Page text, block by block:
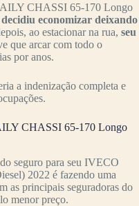
CHASSI 65-170 Longo
decidiu economizar deixando
ao estacionar na rua, seu
que arcar com todo o
por anos.
a indenização completa e
CHASSI 65-170 Longo
seguro para seu IVECO
2022 é fazendo uma
as principais seguradoras do
menor preço.